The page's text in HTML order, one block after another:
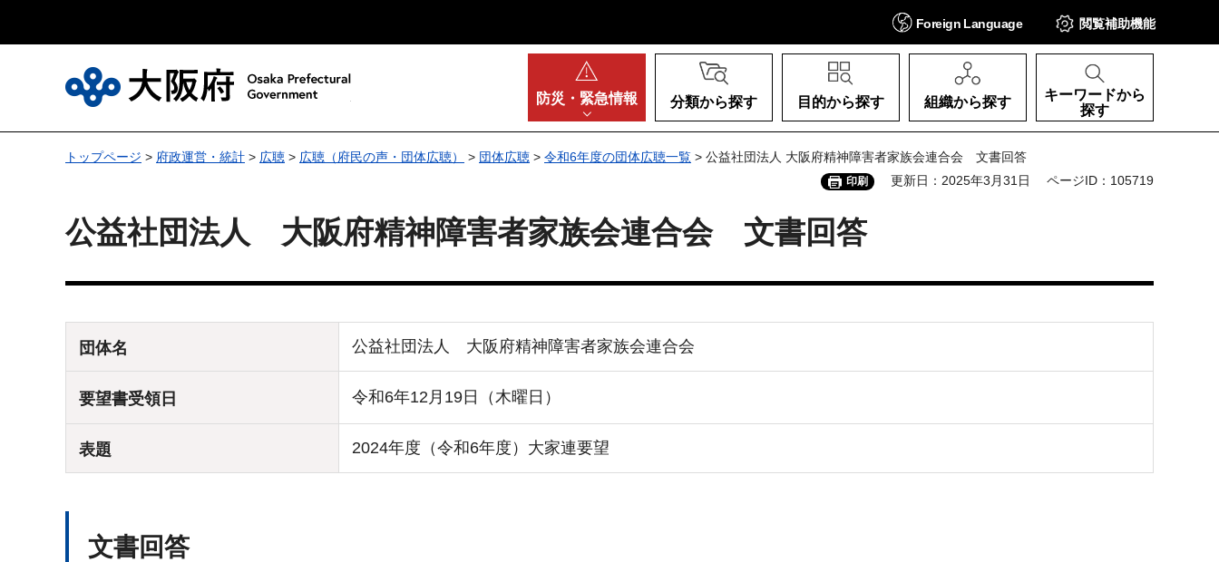
Foreign Language 閲覧補助機能
防災・ 緊急情報 分類から探す 目的から探す 組織から探す
キーワードから
探す
トップページ > 府政運営・統計 > 広聴 > 広聴（府民の声・団体広聴） > 団体広聴 > 令和6年度の団体広聴一覧 > 公益社団法人 大阪府精神障害者家族会連合会 文書回答
印刷 更新日：2025年3月31日 ページID：105719
公益社団法人 大阪府精神障害者家族会連合会 文書回答
団体名 公益社団法人 大阪府精神障害者家族会連合会
要望書受領日 令和6年12月19日（木曜日）
表題 2024年度（令和6年度）大家連要望
文書回答